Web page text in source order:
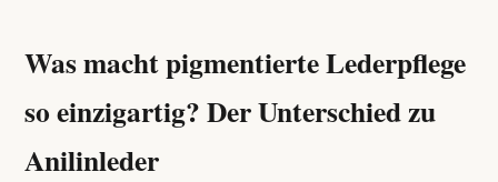
Was macht pigmentierte Lederpflege
so einzigartig? Der Unterschied zu
Anilinleder